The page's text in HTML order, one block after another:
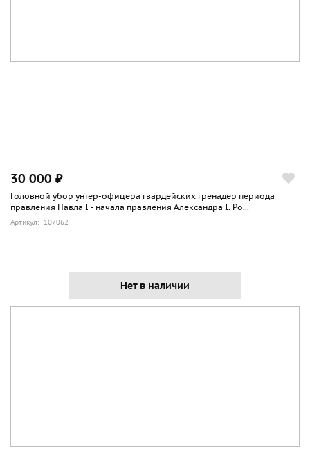
30 000 ₽
Головной убор унтер-офицера гвардейских гренадер периода
правления Павла I - начала правления Александра I. Ро...
Артикул: 107062
Нет в наличии